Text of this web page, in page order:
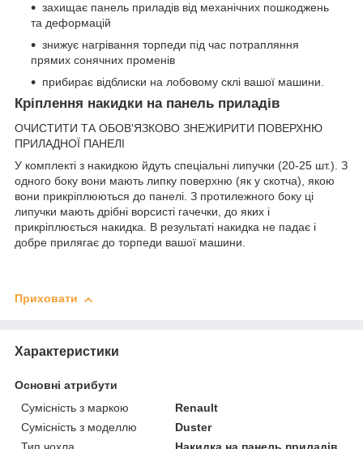
захищає панель приладів від механічних пошкоджень
та деформацій
знижує нагрівання торпеди під час потрапляння
прямих сонячних променів
прибирає відблиски на лобовому склі вашої машини.
Кріплення накидки на панель приладів
ОЧИСТИТИ ТА ОБОВ'ЯЗКОВО ЗНЕЖИРИТИ ПОВЕРХНЮ
ПРИЛАДНОЇ ПАНЕЛІ
У комплекті з накидкою йдуть спеціальні липучки (20-25 шт.). З
одного боку вони мають липку поверхню (як у скотча), якою
вони прикріплюються до панелі. З протилежного боку ці
липучки мають дрібні ворсисті гачечки, до яких і
прикріплюється накидка. В результаті накидка не падає і
добре прилягає до торпеди вашої машини.
Приховати
Характеристики
Основні атрибути
Сумісність з маркою
Renault
Сумісність з моделлю
Duster
Тип чохла
Накидка на панель приладів